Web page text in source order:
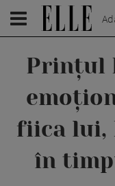
Prințul
fiica lui,
în